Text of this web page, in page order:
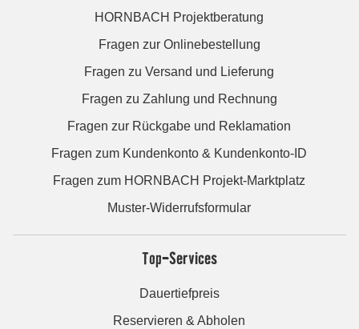
HORNBACH Projektberatung
Fragen zur Onlinebestellung
Fragen zu Versand und Lieferung
Fragen zu Zahlung und Rechnung
Fragen zur Rückgabe und Reklamation
Fragen zum Kundenkonto & Kundenkonto-ID
Fragen zum HORNBACH Projekt-Marktplatz
Muster-Widerrufsformular
Top-Services
Dauertiefpreis
Reservieren & Abholen